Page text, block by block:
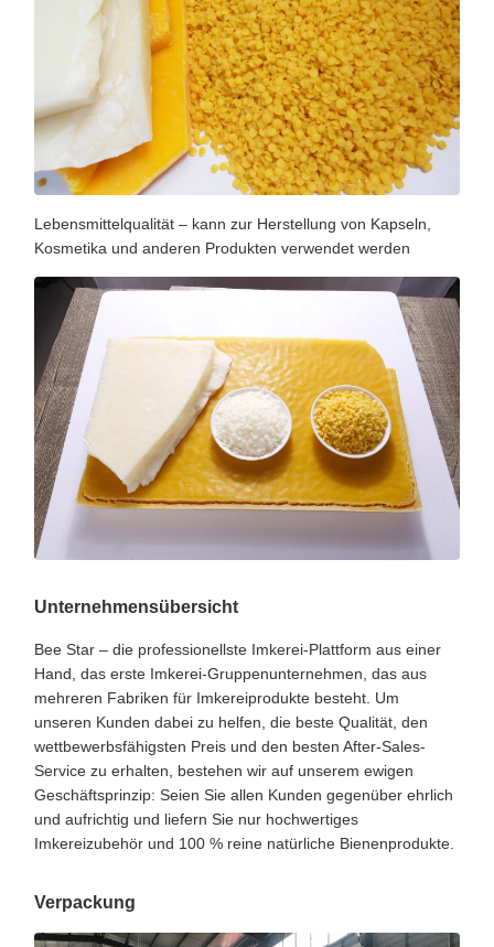
Lebensmittelqualität – kann zur Herstellung von Kapseln,
Kosmetika und anderen Produkten verwendet werden
Unternehmensübersicht
Bee Star – die professionellste Imkerei-Plattform aus einer
Hand, das erste Imkerei-Gruppenunternehmen, das aus
mehreren Fabriken für Imkereiprodukte besteht. Um
unseren Kunden dabei zu helfen, die beste Qualität, den
wettbewerbsfähigsten Preis und den besten After-Sales-
Service zu erhalten, bestehen wir auf unserem ewigen
Geschäftsprinzip: Seien Sie allen Kunden gegenüber ehrlich
und aufrichtig und liefern Sie nur hochwertiges
Imkereizubehör und 100 % reine natürliche Bienenprodukte.
Verpackung